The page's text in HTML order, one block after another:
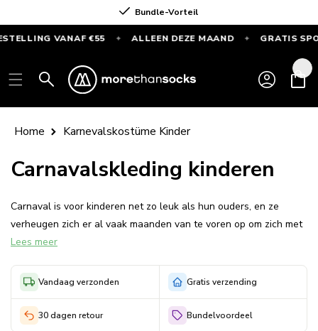
Bundle-Vorteil
VANAF €55 ✦ ALLEEN DEZE MAAND ✦ GRATIS
SPORTSOKKEN
bij
elke
bestelling
€55
Einloggen
Home Karnevalskostüme Kinder
Carnavalskleding kinderen
Carnaval is voor kinderen net zo leuk als hun ouders, en ze
verheugen zich er al vaak maanden van te voren op om zich met
carnavalskleding voor kinderen te verkleden als hun favoriete
verkleedfeest of gaan jullie carnaval vieren, dan is het pas een
geslaagd feest met een compleet kostuum.
In de webshop van Morethansocks vind je niet
Lees meer
Vandaag verzonden Gratis verzending
30 dagen retour Bundelvoordeel